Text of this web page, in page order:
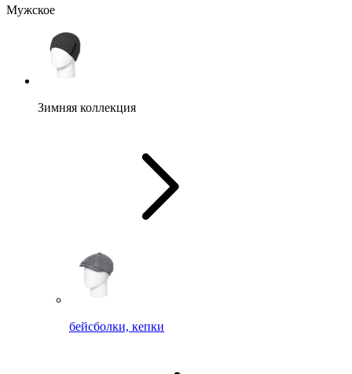
Мужское
Зимняя коллекция
бейсболки, кепки